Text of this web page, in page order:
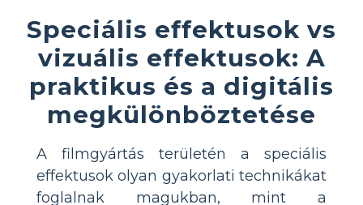
Speciális effektusok vs
vizuális effektusok: A
praktikus és a digitális
megkülönböztetése
A filmgyártás területén a speciális
effektusok olyan gyakorlati technikákat
foglalnak magukban, mint a